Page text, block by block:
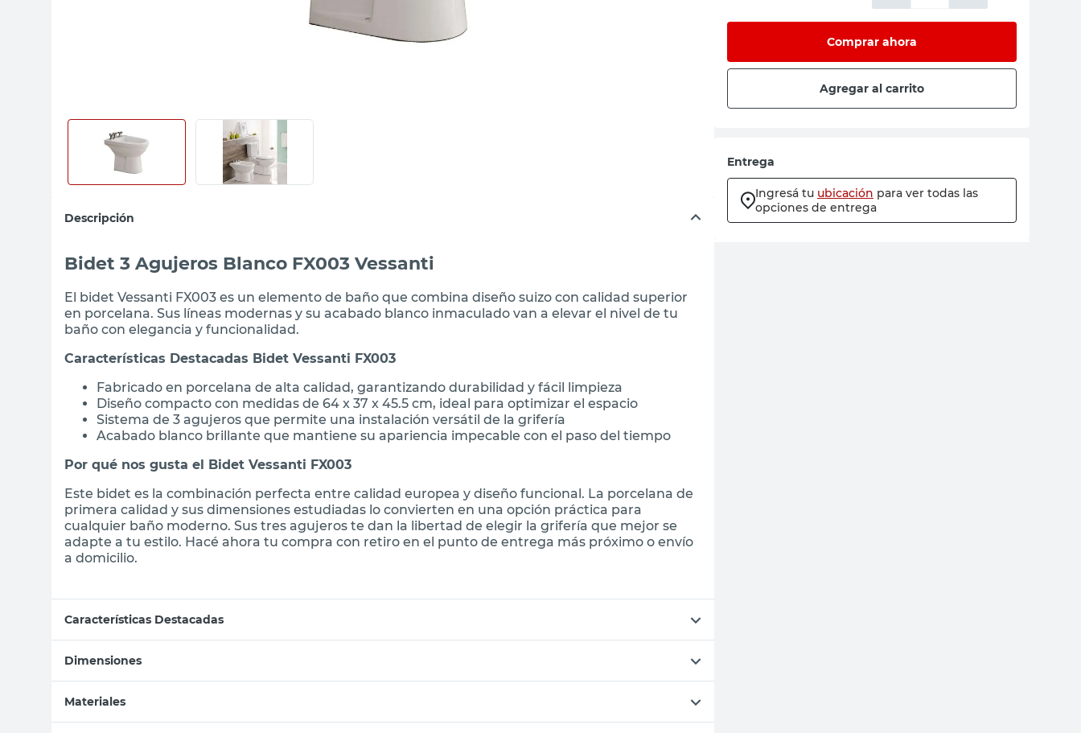
Descripción
Bidet 3 Agujeros Blanco FX003 Vessanti
El bidet Vessanti FX003 es un elemento de baño que combina diseño suizo con calidad superior
en porcelana. Sus líneas modernas y su acabado blanco inmaculado van a elevar el nivel de tu
baño con elegancia y funcionalidad.
Características Destacadas Bidet Vessanti FX003
Fabricado en porcelana de alta calidad, garantizando durabilidad y fácil limpieza
Diseño compacto con medidas de 64 x 37 x 45.5 cm, ideal para optimizar el espacio
Sistema de 3 agujeros que permite una instalación versátil de la grifería
Acabado blanco brillante que mantiene su apariencia impecable con el paso del tiempo
Por qué nos gusta el Bidet Vessanti FX003
Este bidet es la combinación perfecta entre calidad europea y diseño funcional. La porcelana de
primera calidad y sus dimensiones estudiadas lo convierten en una opción práctica para
cualquier baño moderno. Sus tres agujeros te dan la libertad de elegir la grifería que mejor se
adapte a tu estilo. Hacé ahora tu compra con retiro en el punto de entrega más próximo o envío
a domicilio.
Características Destacadas
Dimensiones
Materiales
Comprar ahora
Agregar al carrito
Entrega
Ingresá tu ubicación para ver todas las
opciones de entrega